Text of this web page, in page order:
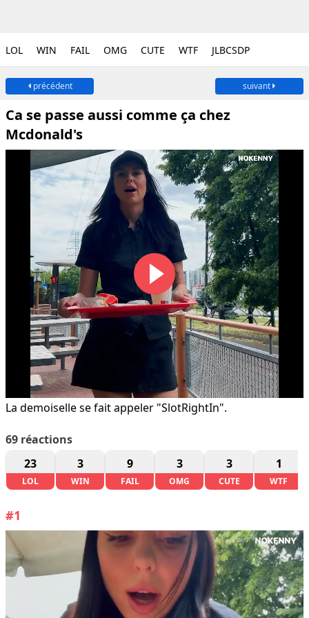
LOL WIN FAIL OMG CUTE WTF JLBCSDP
précédent suivant
Ca se passe aussi comme ça chez
Mcdonald's
La demoiselle se fait appeler "SlotRightIn".
69 réactions
23
LOL
3
WIN
9
FAIL
3
OMG
3
CUTE
1
WTF
#1